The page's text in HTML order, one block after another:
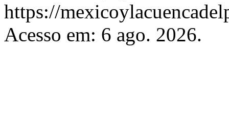
https://
Acesso em: 6 ago. 2026.